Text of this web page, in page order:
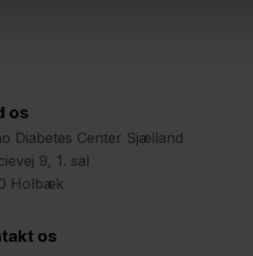
os
Diabetes Center Sjælland
9, 1. sal
Holbæk
os